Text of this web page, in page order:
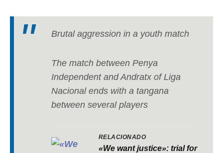
Brutal aggression in a youth match
The match between Penya
Independent and Andratx of Liga
Nacional ends with a tangana
between several players
RELACIONADO
«We want justice»: trial for